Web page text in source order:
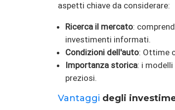
aspetti chiave da considerare:
Ricerca il mercato:
investimenti informati.
Condizioni dell'auto: Ottime
Importanza storica: i
preziosi.
Vantaggi degli